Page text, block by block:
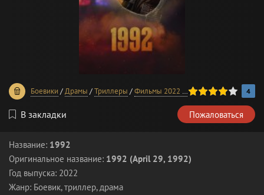
Боевики /Драмы /Триллеры /Фильмы 2022 года /В хорошем
80 1 2 3 4 5 4
В закладки Пожаловаться
Название: 1992
Оригинальное название: 1992 (April 29, 1992)
Год выпуска: 2022
Жанр: Боевик, триллер, драма